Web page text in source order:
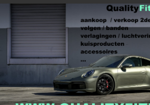
QualityFitment Merchandise
Galerij
Contact
Mijn account